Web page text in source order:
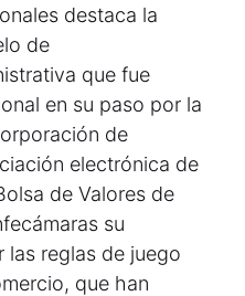
destaca la
de
que fue
en su paso por la
de
electrónica de
de Valores de
su
las reglas de juego
que han